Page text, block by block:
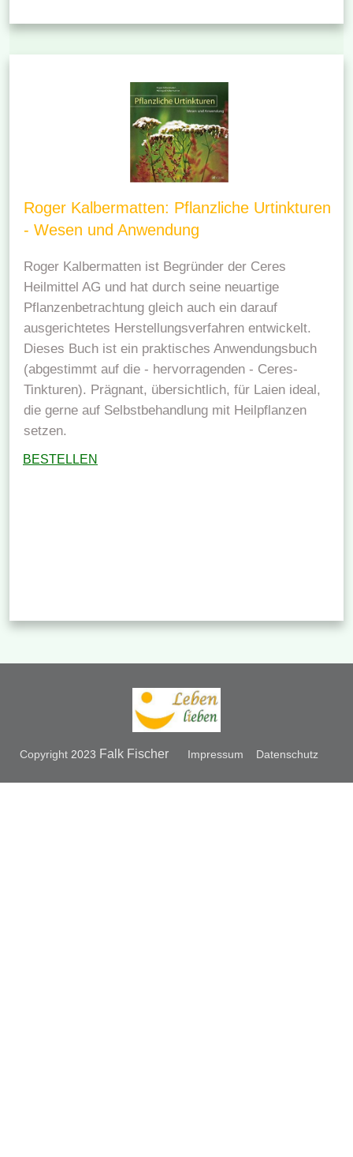
Roger Kalbermatten: Pflanzliche Urtinkturen
- Wesen und Anwendung
Roger Kalbermatten ist Begründer der Ceres
Heilmittel AG und hat durch seine neuartige
Pflanzenbetrachtung gleich auch ein darauf
ausgerichtetes Herstellungsverfahren entwickelt.
Dieses Buch ist ein praktisches Anwendungsbuch
(abgestimmt auf die - hervorragenden - Ceres-
Tinkturen). Prägnant, übersichtlich, für Laien ideal,
die gerne auf Selbstbehandlung mit Heilpflanzen
setzen.
BESTELLEN
Copyright 2023 Falk Fischer Impressum Datenschutz